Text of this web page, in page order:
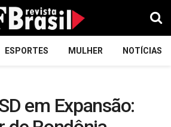
ESPORTES MULHER NOTÍCIAS
em Expansão: